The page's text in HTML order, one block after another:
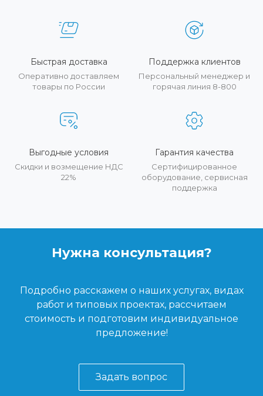
Быстрая доставка
Оперативно доставляем
товары по России
Поддержка клиентов
Персональный менеджер и
горячая линия 8-800
Выгодные условия
Скидки и возмещение НДС
22%
Гарантия качества
Сертифицированное
оборудование, сервисная
поддержка
Нужна консультация?
Подробно расскажем о наших услугах, видах
работ и типовых проектах, рассчитаем
стоимость и подготовим индивидуальное
предложение!
Задать вопрос